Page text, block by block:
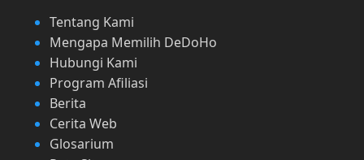
Tentang Kami
Mengapa Memilih DeDoHo
Hubungi Kami
Program Afiliasi
Berita
Cerita Web
Glosarium